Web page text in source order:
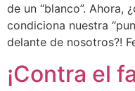
de un “blanco”. Ahora,
condiciona nuestra
delante de nosotros?!
¡Contra el